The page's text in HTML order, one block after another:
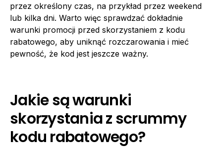
przez określony czas, na przykład przez weekend
lub kilka dni. Warto więc sprawdzać dokładnie
warunki promocji przed skorzystaniem z kodu
rabatowego, aby uniknąć rozczarowania i mieć
pewność, że kod jest jeszcze ważny.
Jakie są warunki
skorzystania z scrummy
kodu rabatowego?